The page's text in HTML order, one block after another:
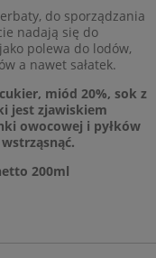
do sporządzania
nadają się do
polewa do lodów,
a nawet sałatek.
miód 20%, sok z
jest zjawiskiem
owocowej i pyłków
200ml